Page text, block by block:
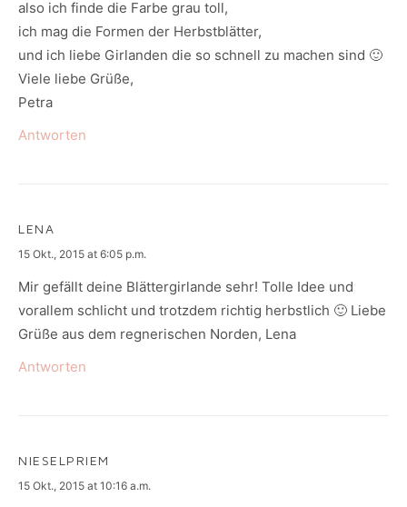
also ich finde die Farbe grau toll,
ich mag die Formen der Herbstblätter,
und ich liebe Girlanden die so schnell zu machen sind 🙂
Viele liebe Grüße,
Petra
Antworten
LENA
says:
15 Okt., 2015 at 6:05 p.m.
Mir gefällt deine Blättergirlande sehr! Tolle Idee und
vorallem schlicht und trotzdem richtig herbstlich 🙂 Liebe
Grüße aus dem regnerischen Norden, Lena
Antworten
NIESELPRIEM
says:
15 Okt., 2015 at 10:16 a.m.